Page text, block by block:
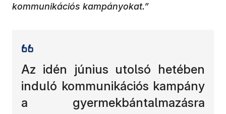
kommunikációs kampányokat.”
Az idén június utolsó hetében
induló kommunikációs kampány
a gyermekbántalmazásra